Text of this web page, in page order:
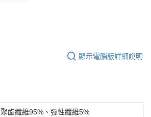
顯示電腦版詳細說明
聚酯纖維95%、彈性纖維5%